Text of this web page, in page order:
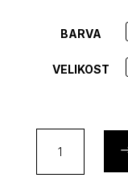
BARVA
VELIKOST
Serinek
(The